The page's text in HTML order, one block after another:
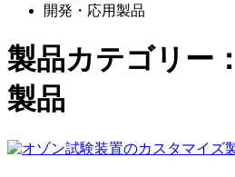
開発・応用製品
製品カテゴリー
製品